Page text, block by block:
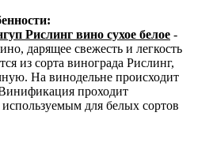
Рислинг вино сухое белое -
дарящее свежесть и легкость
из сорта винограда Рислинг,
На винодельне происходит
проходит
для белых сортов